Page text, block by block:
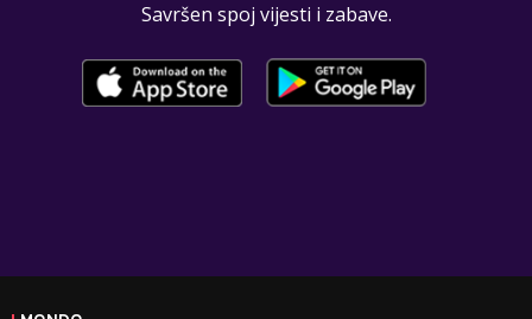
Savršen spoj vijesti i zabave.